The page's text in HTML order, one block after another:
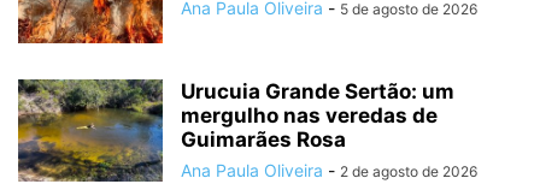
Ana Paula Oliveira - 5 de agosto de 2026
Urucuia Grande Sertão: um
mergulho nas veredas de
Guimarães Rosa
Ana Paula Oliveira - 2 de agosto de 2026